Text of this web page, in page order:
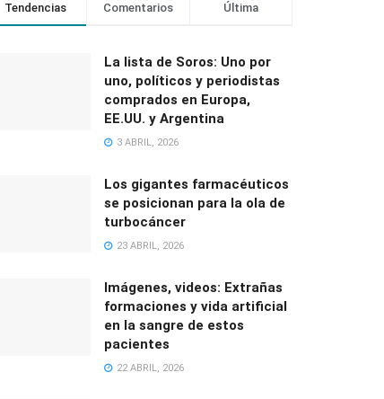
Tendencias Comentarios Última
La lista de Soros: Uno por
uno, políticos y periodistas
comprados en Europa,
EE.UU. y Argentina
3 ABRIL, 2026
Los gigantes farmacéuticos
se posicionan para la ola de
turbocáncer
23 ABRIL, 2026
Imágenes, videos: Extrañas
formaciones y vida artificial
en la sangre de estos
pacientes
22 ABRIL, 2026